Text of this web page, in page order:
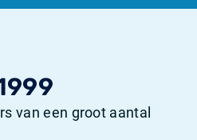
van een groot aantal